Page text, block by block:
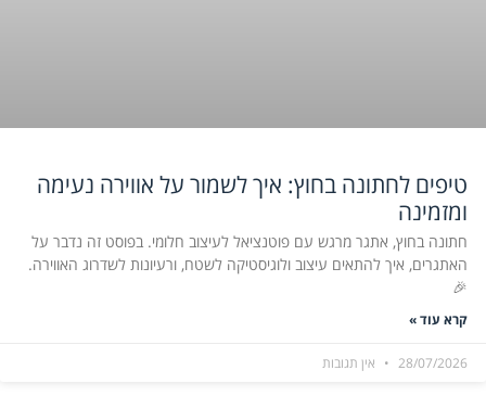
טיפים לחתונה בחוץ: איך לשמור על אווירה נעימה
ומזמינה
חתונה בחוץ, אתגר מרגש עם פוטנציאל לעיצוב חלומי. בפוסט זה נדבר על
האתגרים, איך להתאים עיצוב ולוגיסטיקה לשטח, ורעיונות לשדרוג האווירה.
🎉
קרא עוד »
28/07/2026 אין תגובות